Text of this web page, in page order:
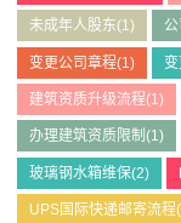
未成年人股东(1)
变更公司章程(1)
建筑资质升级流程(1)
办理建筑资质限制 (1)
玻璃钢水箱维保(2)
UPS国际快递邮寄流程